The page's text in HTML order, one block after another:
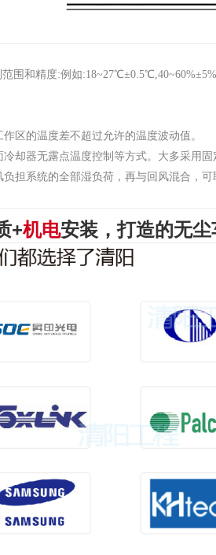
围和精度:例如
的温度差不超过允许的温度波动值。
器无露点温度控制等方式。大多采用固
系统的全部湿负荷，再与回风混合，可
+机电安装 ，打造的无尘